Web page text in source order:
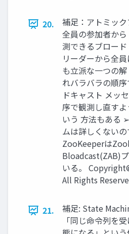
20.
補足：アトミッ
全員の参加者か
測できるブロー
リーダーから全
も立派な一つの
れバラバラの順
ドキャスト メッ
序で観測し直す
いう 方法もある
ムは詳しくない
ZooKeeperは
Bloadcast(ZAB)
いる。
All Rights
21.
補足: State
「同じ命令列を